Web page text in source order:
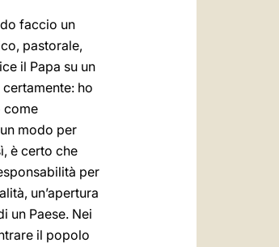
faccio un
pastorale,
il Papa su un
ho
come
modo per
è certo che
per
un’apertura
un Paese. Nei
il popolo